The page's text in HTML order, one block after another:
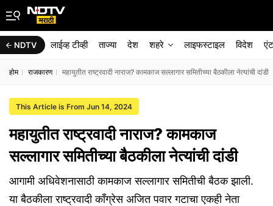
NDTV लाईव्ह टीव्ही ताज्या देश शहरे लाइफस्टाइल विदेश
होम राजकारण महायुतीत राष्ट्रवादी नाराज? कामकाज सल्लागार समितीच्या बैठकीला नेत्यांची दांडी
This Article is From Jun 14, 2024
महायुतीत राष्ट्रवादी नाराज? कामकाज
सल्लागार समितीच्या बैठकीला नेत्यांची दांडी
आगामी अधिवेशनासाठी कामकाज सल्लागार समितीची बैठक झाली.
या बैठकीला राष्ट्रवादी काँग्रेस अजित पवार गटाचा एकही नेता